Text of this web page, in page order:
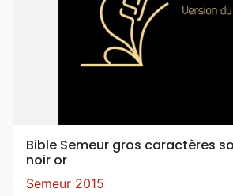
Bible Semeur gros caractères
noir or
Semeur 2015